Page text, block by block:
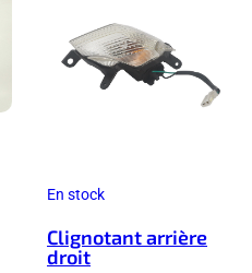
En stock
Clignotant arrière
droit